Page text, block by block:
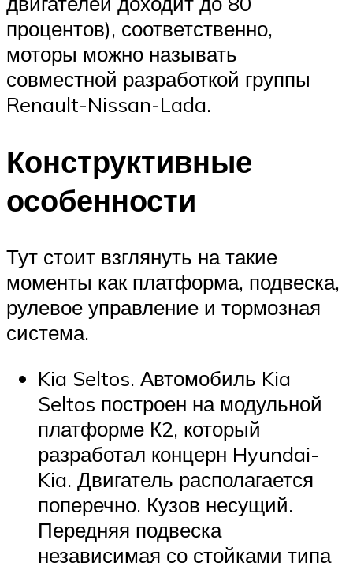
процентов), соответственно,
моторы можно называть
совместной разработкой группы
Renault-Nissan-Lada.
Конструктивные
особенности
Тут стоит взглянуть на такие
моменты как платформа, подвеска,
рулевое управление и тормозная
система.
Kia Seltos. Автомобиль Kia
Seltos построен на модульной
платформе К2, который
разработал концерн Hyundai-
Kia. Двигатель располагается
поперечно. Кузов несущий.
Передняя подвеска
независимая со стойками типа